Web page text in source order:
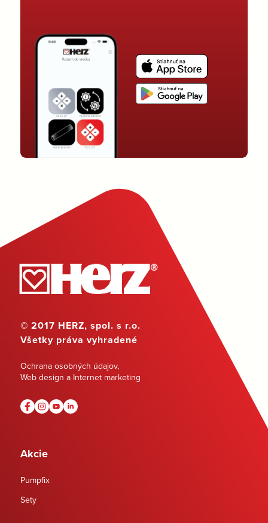
© 2017 HERZ, spol. s r.o.
Všetky práva vyhradené
Ochrana osobných údajov,
Web design a Internet marketing
Akcie
Pumpfix
Sety